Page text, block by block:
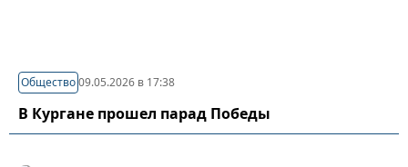
Общество09.05.2026 в 17:38
В Кургане прошел парад Победы